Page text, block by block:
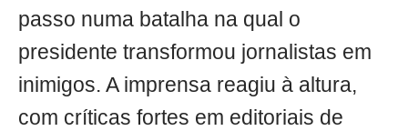
passo numa batalha na qual o
presidente transformou jornalistas em
inimigos. A imprensa reagiu à altura,
com críticas fortes em editoriais de